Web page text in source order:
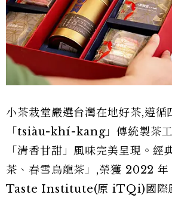
小茶栽堂嚴選台灣在地好茶,遵循
「tsiàu-khí-kang」傳統製茶
「清香甘甜」風味完美呈現。經
茶、春雪烏龍茶」,榮獲 2022
Taste Institute(原 iTQi)國際